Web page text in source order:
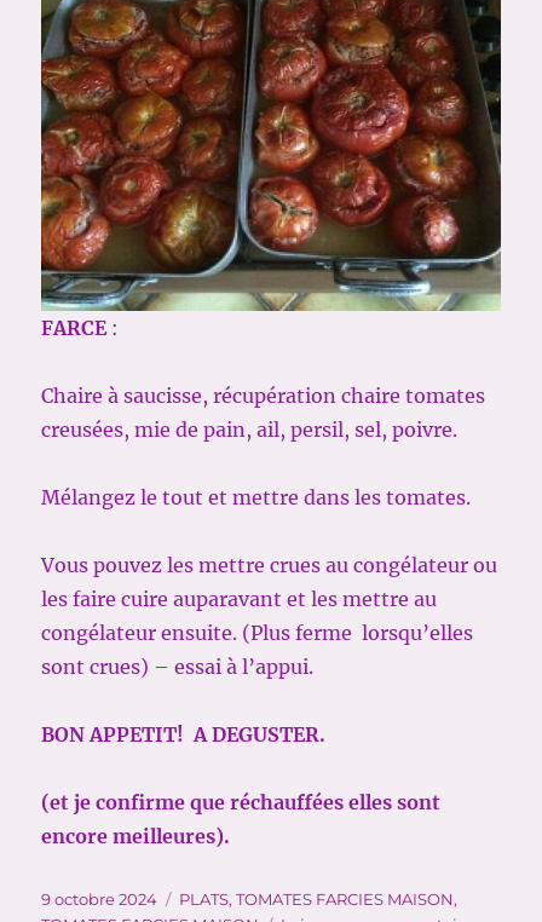
FARCE:
Chaire à saucisse, récupération chaire tomates
creusées, mie de pain, ail, persil, sel, poivre.
Mélangez le tout et mettre dans les tomates.
Vous pouvez les mettre crues au congélateur ou
les faire cuire auparavant et les mettre au
congélateur ensuite. (Plus ferme lorsqu’elles
sont crues) – essai à l’appui.
BON APPETIT! A DEGUSTER.
(et je confirme que réchauffées elles sont
encore meilleures).
Publié
9 octobre 2024 Catégories
PLATS,TOMATES FARCIES MAISON,